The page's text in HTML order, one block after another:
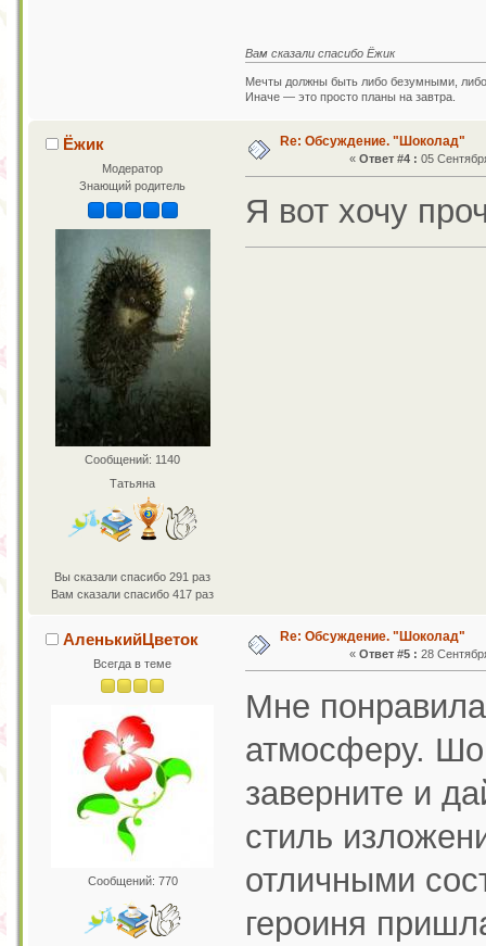
Вам сказали спасибо Ёжик
Мечты должны быть либо безумными,
Иначе — это просто планы на завтра.
Ёжик
Модератор
Знающий родитель
Сообщений: 1140
Татьяна
Вы сказали спасибо 291 раз
Вам сказали спасибо 417 раз
Re: Обсуждение. "Шоколад"
«Ответ #4 : 05
Я вот хочу
АленькийЦветок
Всегда в теме
Сообщений: 770
Re: Обсуждение. "Шоколад"
«Ответ #5 : 28
Мне
атмосферу.
заверните и
стиль
отличными
героиня